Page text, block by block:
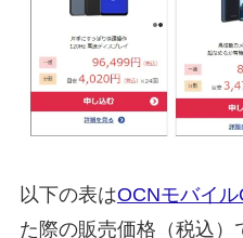
以下の表はOCNモバイル
た際の販売価格（税込）